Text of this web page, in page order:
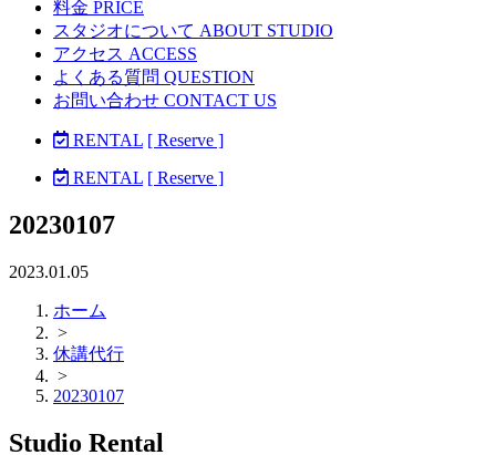
料金 PRICE
スタジオについて ABOUT STUDIO
アクセス ACCESS
よくある質問 QUESTION
お問い合わせ CONTACT US
RENTAL [ Reserve ]
RENTAL [ Reserve ]
20230107
2023.01.05
ホーム
>
休講代行
>
20230107
Studio Rental